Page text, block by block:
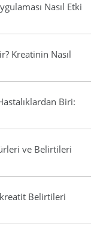
Nasıl Etki
Kreatinin Nasıl
Biri:
ve Belirtileri
Belirtileri